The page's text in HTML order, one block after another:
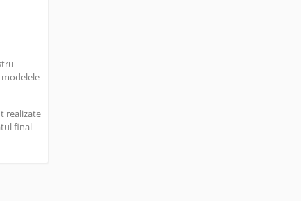
realizate
final